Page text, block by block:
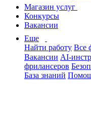
Магазин услуг
Конкурсы
Вакансии
Еще
Найти работу Все
Вакансии AI-
фрилансеров
База знаний